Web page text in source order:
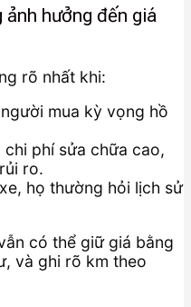
hưởng đến giá
rõ nhất khi:
mua kỳ vọng hồ
phí sửa chữa cao,
ro.
họ thường hỏi lịch sử
có thể giữ giá bằng
và ghi rõ km theo